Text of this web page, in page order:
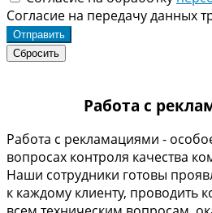
Согласие на передачу данных
Отправить
Работа с
Работа с рекламациями -
вопросах контроля качества
Наши сотрудники готовы
к каждому клиенту, проводить